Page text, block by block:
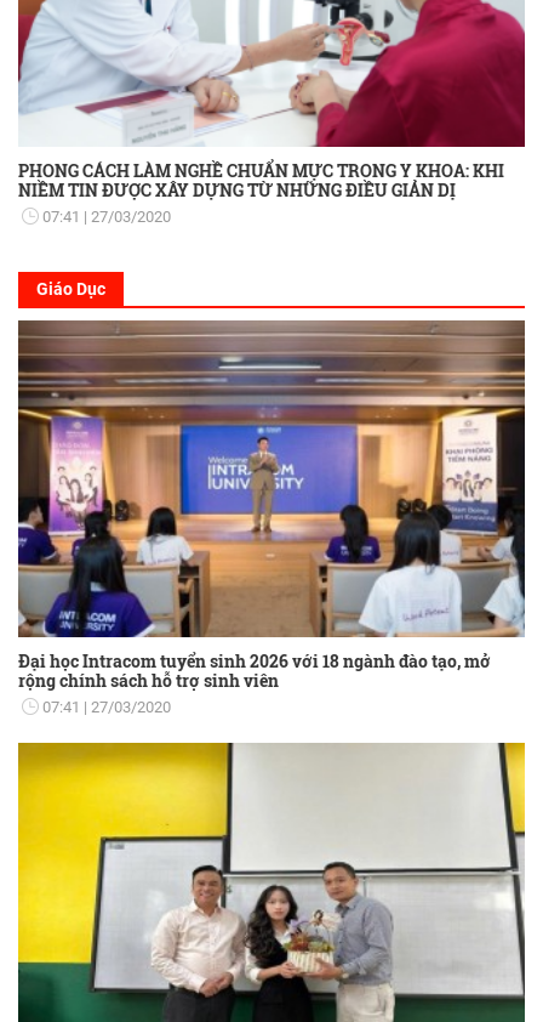
PHONG CÁCH LÀM NGHỀ CHUẨN MỰC TRONG Y KHOA: KHI
NIỀM TIN ĐƯỢC XÂY DỰNG TỪ NHỮNG ĐIỀU GIẢN DỊ
07:41 27/03/2020
Giáo Dục
Đại học Intracom tuyển sinh 2026 với 18 ngành đào tạo, mở
rộng chính sách hỗ trợ sinh viên
07:41 27/03/2020